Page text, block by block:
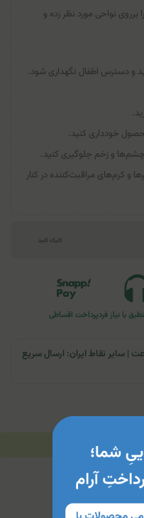
برروی نواحی مورد نظر زده و
و دسترس اطفال نگهداری شود.
خودداری کنید.
و زخم جلوگیری کنید.
و کرم‌های مراقبت‌کننده در کنار
با نیاز فردپرداخت اقساطی
| تهران و کرج: تحویل تا ۲۴ ساعت | سایر نقاط ایران: ارسال سریع
جدول محتویات